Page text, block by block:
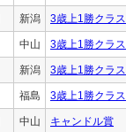
新潟 3歳上1勝クラス
中山 3歳上1勝クラス
新潟 3歳上1勝クラス
福島 3歳上1勝クラス
中山 キャンドル賞